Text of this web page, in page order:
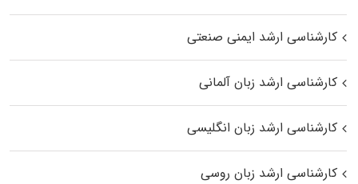
کارشناسی ارشد ایمنی صنعتی
کارشناسی ارشد زبان آلمانی
کارشناسی ارشد زبان انگلیسی
کارشناسی ارشد زبان روسی